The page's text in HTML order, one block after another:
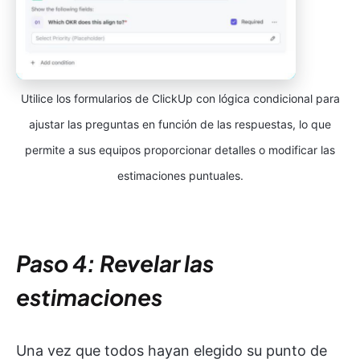
Utilice los formularios de ClickUp con lógica condicional para
ajustar las preguntas en función de las respuestas, lo que
permite a sus equipos proporcionar detalles o modificar las
estimaciones puntuales.
Paso 4: Revelar las
estimaciones
Una vez que todos hayan elegido su punto de